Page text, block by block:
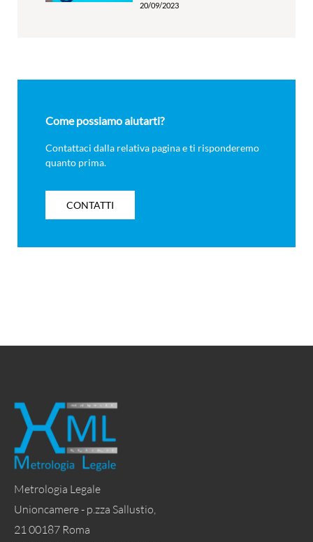
20/09/2023
Come possiamo aiutarti?
Contattaci dalla relativa pagina e ti risponderemo
quanto prima.
CONTATTI
Metrologia Legale
Unioncamere - p.zza Sallustio,
21 00187 Roma